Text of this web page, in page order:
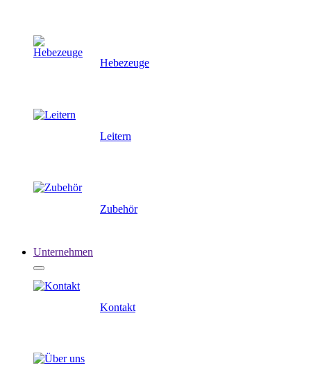
Hebezeuge
Leitern
Zubehör
Unternehmen
Kontakt